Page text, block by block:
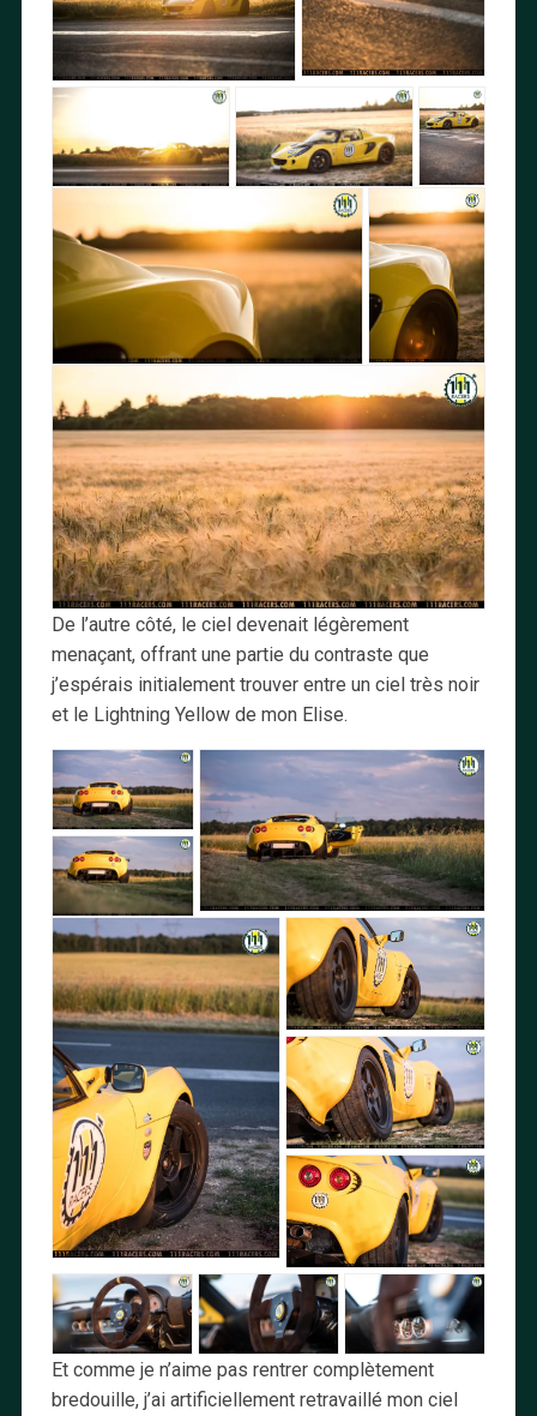
De l’autre côté, le ciel devenait légèrement
menaçant, offrant une partie du contraste que
j’espérais initialement trouver entre un ciel très noir
et le Lightning Yellow de mon Elise.
Et comme je n’aime pas rentrer complètement
bredouille, j’ai artificiellement retravaillé mon ciel